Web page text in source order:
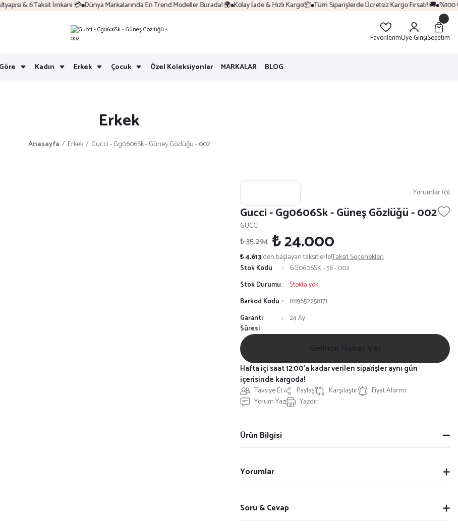
& 6 Taksit İmkanı 💳 Dünya Markalarında En Trend Modeller Burada! 🌍 Kolay İade & Hızlı Kargo📦 Tüm Siparişlerde Ücretsiz Kargo Fırsatı! 🚚 %100
FavorilerimÜye GirişiSepetim
Kadın Erkek Çocuk Özel Koleksiyonlar MARKALAR BLOG
Erkek
Anasayfa Erkek Gucci - Gg0606Sk - Güneş Gözlüğü - 002
Yorumlar (0)
Gucci - Gg0606Sk - Güneş Gözlüğü - 002
GUCCI
₺ 35.294 ₺ 24.000
₺ 4.613den başlayan taksitlerle!Taksit Seçenekleri
Stok Kodu
GG0606SK - 56 - 002
Stok Durumu
Stokta yok
Barkod Kodu
889652258171
Garanti
Süresi
24 Ay
Tavsiye Et Paylaş Karşılaştır
Fiyat Alarmı
Yorum Yaz
Yazdır
Hafta içi saat 12:00'a kadar verilen siparişler aynı gün
içerisinde kargoda!
Ürün Bilgisi
Yorumlar
Soru & Cevap